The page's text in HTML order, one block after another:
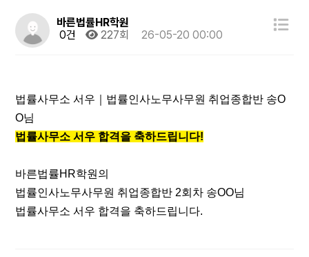
바른법률HR학원
0건
227회 26-05-20 00:00
법률사무소 서우｜법률인사노무사무원 취업종합반 송O
O님
법률사무소 서우 합격을 축하드립니다!
바른법률HR학원의
법률인사노무사무원 취업종합반 2회차 송OO님
법률사무소 서우 합격을 축하드립니다.